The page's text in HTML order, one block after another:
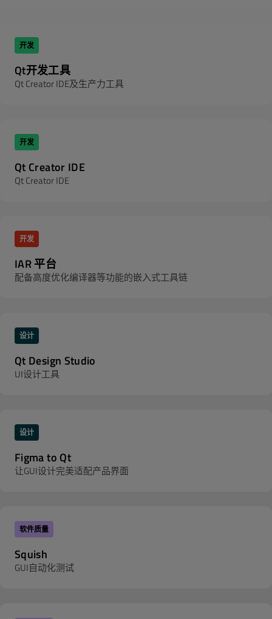
开发
Qt开发工具
Qt Creator IDE及生产力工具
开发
Qt Creator IDE
Qt Creator IDE
开发
IAR 平台
配备高度优化编译器等功能的嵌入式工具链
设计
Qt Design Studio
UI设计工具
设计
Figma to Qt
让GUI设计完美适配产品界面
软件质量
Squish
GUI自动化测试